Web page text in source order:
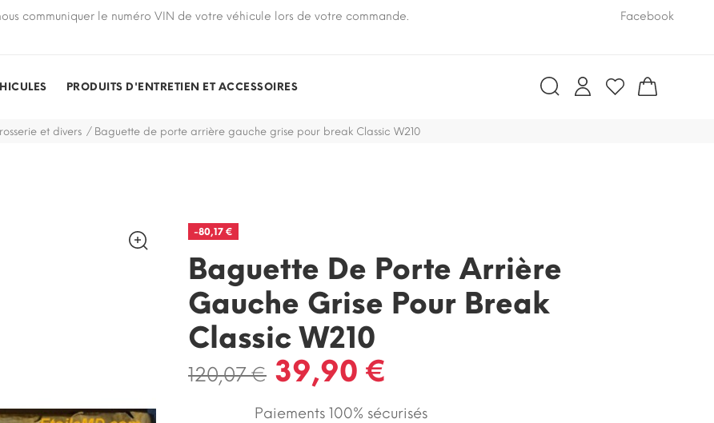
communiquer le numéro VIN de votre véhicule lors de votre commande. Pensez à nous communiquer le numéro VIN
Facebook
PRODUITS D'ENTRETIEN ET ACCESSOIRES
et divers Baguette de porte arrière gauche grise pour break Classic W210
-80,17 €
Baguette De Porte Arrière
Gauche Grise Pour Break
Classic W210
120,07 € 39,90 €
Paiements 100% sécurisés